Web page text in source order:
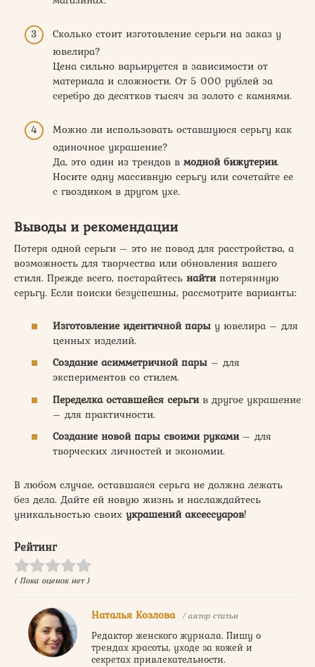
Сколько стоит изготовление серьги на заказ у
ювелира?
Цена сильно варьируется в зависимости от
материала и сложности. От 5 000 рублей за
серебро до десятков тысяч за золото с камнями.
Можно ли использовать оставшуюся серьгу как
одиночное украшение?
Да, это один из трендов в модной бижутерии.
Носите одну массивную серьгу или сочетайте ее
с гвоздиком в другом ухе.
Выводы и рекомендации
Потеря одной серьги – это не повод для расстройства, а
возможность для творчества или обновления вашего
стиля. Прежде всего, постарайтесь найтипотерянную
серьгу. Если поиски безуспешны, рассмотрите варианты:
Изготовление идентичной пары у ювелира – для
ценных изделий.
Создание асимметричной пары – для
экспериментов со стилем.
Переделка оставшейся серьгив другое украшение
– для практичности.
Создание новой пары своими руками– для
творческих личностей и экономии.
В любом случае, оставшаяся серьга не должна лежать
без дела. Дайте ей новую жизнь и наслаждайтесь
уникальностью своих украшений аксессуаров!
Рейтинг
( Пока оценок нет )
Наталья Козлова / автор статьи
Редактор женского журнала. Пишу о
трендах красоты, уходе за кожей и
секретах привлекательности.